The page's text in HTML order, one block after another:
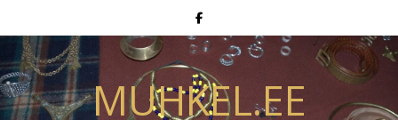
MUHKEL.EE